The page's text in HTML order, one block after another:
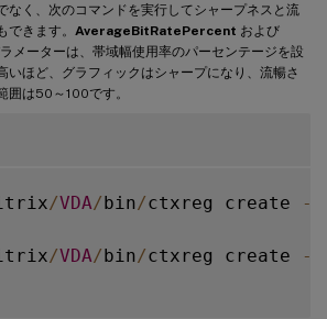
なく、次のコマンドを実行してシャープネスと流
きます。 AverageBitRatePercent および
メーターは、帯域幅使用率のパーセンテージを設
いほど、グラフィックはシャープになり、流暢さ
囲は50～100です。
/VDA/bin/ctxreg create -
/VDA/bin/ctxreg create -